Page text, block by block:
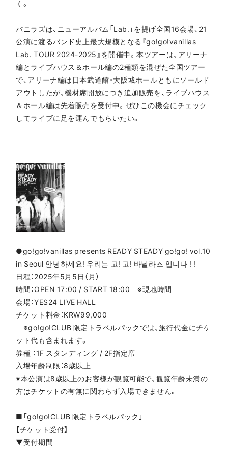
く。
バニラズは、ニューアルバム「Lab.」を提げ全国16会場、21
公演に渡るバンド史上最大規模となる『go!go!vanillas
Lab. TOUR 2024-2025』を開催中。本ツアーは、アリーナ
編とライブハウス＆ホール編の2種類を混ぜた全国ツアー
で、アリーナ編は日本武道館・大阪城ホールともにソールド
アウトしたが、機材席開放につき追加販売を、ライブハウス
＆ホール編は先着販売を受付中。ぜひこの機会にチェック
してライブに足を運んでもらいたい。
●go!go!vanillas presents READY STEADY go!go! vol.10
in Seoul 안녕하세요! 우리는 고! 고! 바닐라즈 입니다 ! !
日程：2025年5月5日（月）
時間：OPEN 17:00 / START 18:00 ※現地時間
会場：YES24 LIVE HALL
チケット料金：KRW99,000
※go!go!CLUB 限定トラベルパックでは、旅行代金にチケ
ット代も含まれます。
券種 ：1F スタンディング / 2F指定席
入場年齢制限：8歳以上
※本公演は8歳以上のお客様が観覧可能で、観覧年齢未満の
方はチケットの有無に関わらず入場できません。
■「go!go!CLUB 限定トラベルパック」
【チケット受付】
▼受付期間